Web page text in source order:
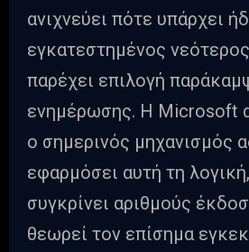
ανιχνεύει πότε υπάρχει
εγκατεστημένος
παρέχει επιλογή
ενημέρωσης. Η Microsoft
ο σημερινός μηχανισμός
εφαρμόσει αυτή τη
συγκρίνει αριθμούς
θεωρεί τον επίσημα